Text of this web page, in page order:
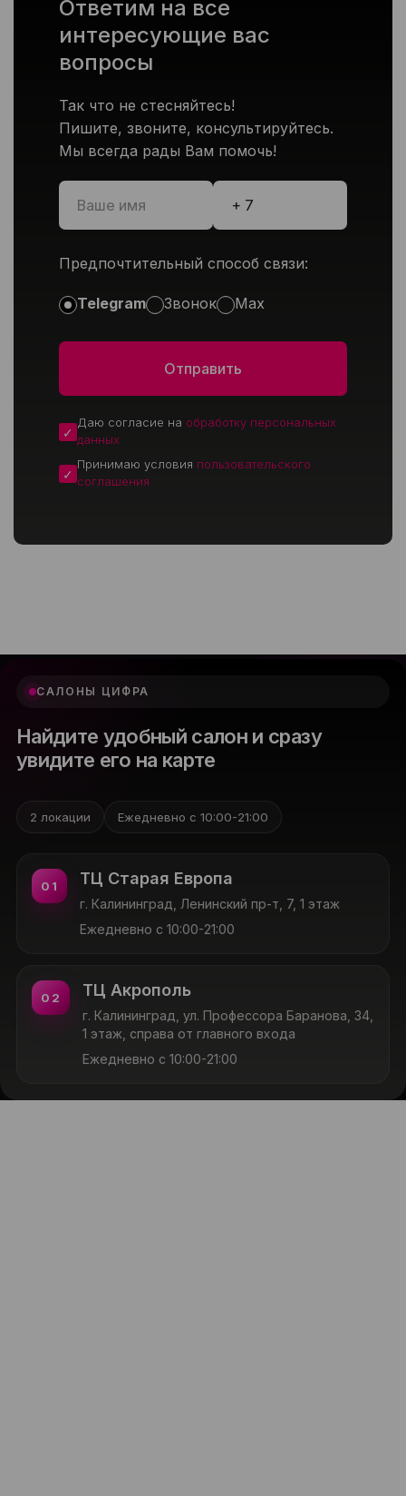
Ответим на все
интересующие вас
вопросы
Так что не стесняйтесь!
Пишите, звоните, консультируйтесь.
Мы всегда рады Вам помочь!
Предпочтительный способ связи:
Telegram Звонок Max
Даю согласие на обработку персональных
данных
Принимаю условия пользовательского
соглашения
САЛОНЫ ЦИФРА
Найдите удобный салон и сразу
увидите его на карте
2 локации Ежедневно с 10:00-21:00
01 ТЦ Старая Европа
г. Калининград, Ленинский пр-т, 7, 1 этаж
Ежедневно с 10:00-21:00
02 ТЦ Акрополь
г. Калининград, ул. Профессора Баранова, 34,
1 этаж, справа от главного входа
Ежедневно с 10:00-21:00